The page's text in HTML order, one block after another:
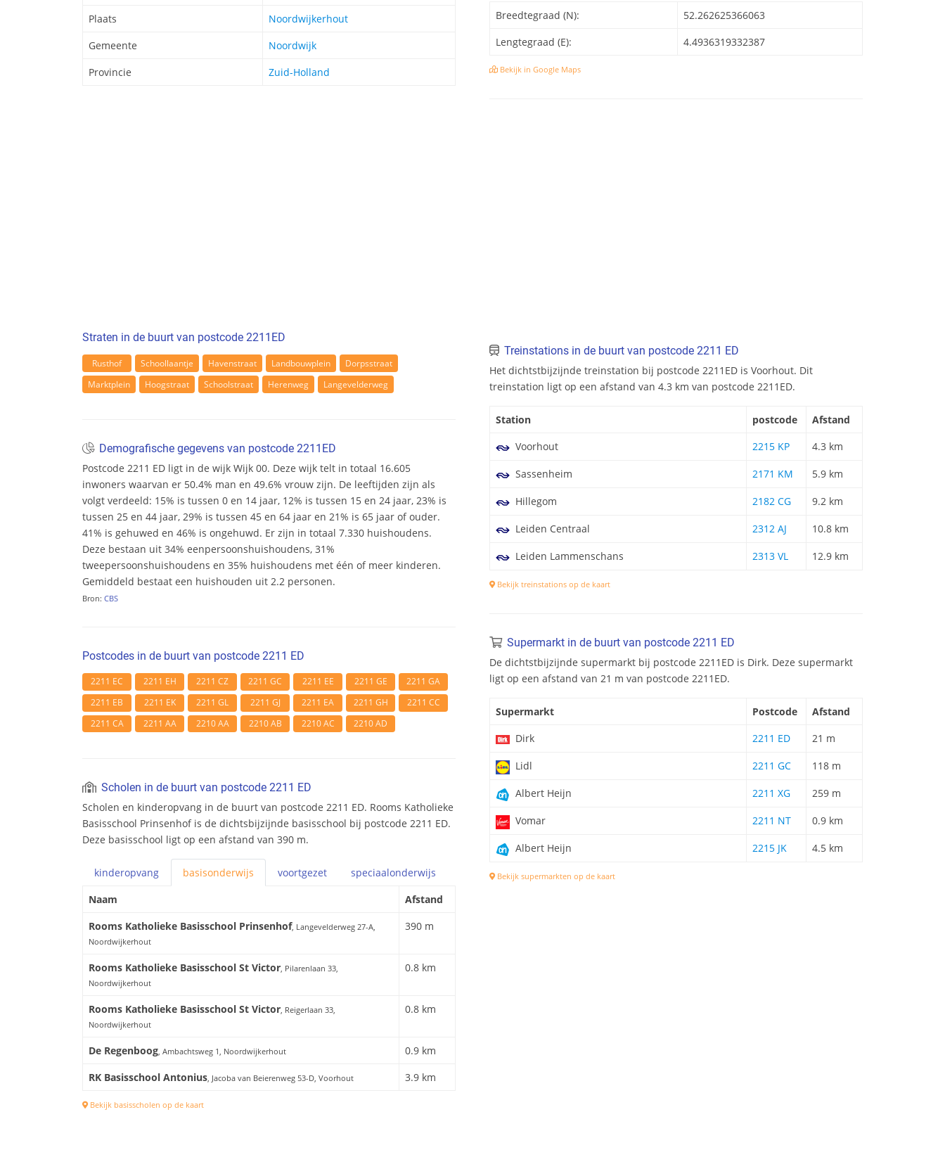
Plaats
Noordwijkerhout
Gemeente
Noordwijk
Provincie
Zuid-Holland
Straten in de buurt van postcode 2211ED
Rusthof Schoollaantje Havenstraat Landbouwplein
Dorpsstraat
Marktplein
Hoogstraat Schoolstraat Herenweg Langevelderweg
Demografische gegevens van postcode 2211ED
Postcode 2211 ED ligt in de wijk Wijk 00. Deze wijk telt in totaal 16.605
inwoners waarvan er 50.4% man en 49.6% vrouw zijn. De leeftijden zijn als
volgt verdeeld: 15% is tussen 0 en 14 jaar, 12% is tussen 15 en 24 jaar, 23% is
tussen 25 en 44 jaar, 29% is tussen 45 en 64 jaar en 21% is 65 jaar of ouder.
41% is gehuwed en 46% is ongehuwd. Er zijn in totaal 7.330 huishoudens.
Deze bestaan uit 34% eenpersoonshuishoudens, 31%
tweepersoonshuishoudens en 35% huishoudens met één of meer kinderen.
Gemiddeld bestaat een huishouden uit 2.2 personen.
Bron: CBS
Postcodes in de buurt van postcode 2211 ED
2211 EC 2211 EH 2211 CZ 2211 GC 2211 EE 2211 GE
2211 GA
2211 EB
2211 EK 2211 GL 2211 GJ 2211 EA 2211 GH
2211 CC
2211 CA
2211 AA 2210 AA 2210 AB 2210 AC 2210 AD
Scholen in de buurt van postcode 2211 ED
Scholen en kinderopvang in de buurt van postcode 2211 ED. Rooms Katholieke
Basisschool Prinsenhof is de dichtsbijzijnde basisschool bij postcode 2211 ED.
Deze basisschool ligt op een afstand van 390 m.
kinderopvang basisonderwijs voortgezet speciaalonderwijs
Naam
Afstand
Rooms Katholieke Basisschool Prinsenhof, Langevelderweg 27-A,
Noordwijkerhout
390 m
Rooms Katholieke Basisschool St Victor, Pilarenlaan 33,
Noordwijkerhout
0.8 km
Rooms Katholieke Basisschool St Victor, Reigerlaan 33,
Noordwijkerhout
0.8 km
De Regenboog, Ambachtsweg 1, Noordwijkerhout
0.9 km
RK Basisschool Antonius, Jacoba van Beierenweg 53-D, Voorhout 3.9 km
Bekijk basisscholen op de kaart
Breedtegraad (N):
52.262625366063
Lengtegraad (E):
4.4936319332387
Bekijk in Google Maps
Treinstations in de buurt van postcode 2211 ED
Het dichtstbijzijnde treinstation bij postcode 2211ED is Voorhout. Dit
treinstation ligt op een afstand van 4.3 km van postcode 2211ED.
Station postcode
Afstand
Voorhout
2215 KP 4.3 km
Sassenheim 2171 KM 5.9 km
Hillegom 2182 CG 9.2 km
Leiden Centraal 2312 AJ 10.8 km
Leiden Lammenschans 2313 VL 12.9 km
Bekijk treinstations op de kaart
Supermarkt in de buurt van postcode 2211 ED
De dichtstbijzijnde supermarkt bij postcode 2211ED is Dirk. Deze supermarkt
ligt op een afstand van 21 m van postcode 2211ED.
Supermarkt Postcode
Afstand
Dirk
2211 ED 21 m
Lidl 2211 GC 118 m
Albert Heijn 2211 XG 259 m
Vomar 2211 NT 0.9 km
Albert Heijn 2215 JK 4.5 km
Bekijk supermarkten op de kaart